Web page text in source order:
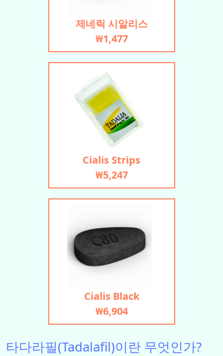
제네릭 시알리스
₩1,477
Cialis Strips
₩5,247
Cialis Black
₩6,904
타다라필(Tadalafil)이란 무엇인가?